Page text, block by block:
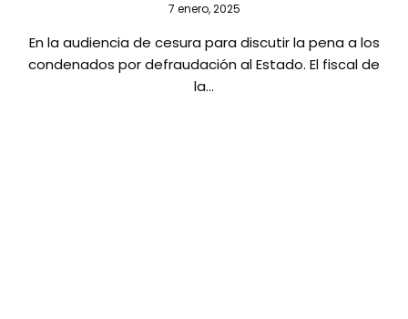
7 enero, 2025
En la audiencia de cesura para discutir la pena a los
condenados por defraudación al Estado. El fiscal de
la…